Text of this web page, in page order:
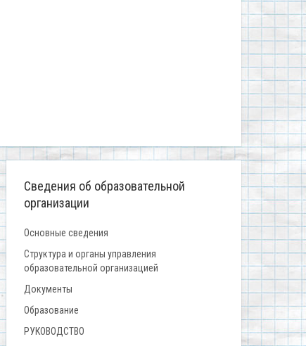
Сведения об образовательной
организации
Основные сведения
Структура и органы управления
образовательной организацией
Документы
Образование
РУКОВОДСТВО